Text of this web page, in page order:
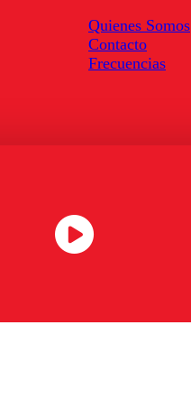
Quienes Somos
Contacto
Frecuencias
Descarga la APP